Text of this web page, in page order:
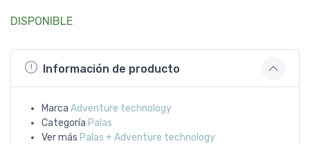
DISPONIBLE
Información de producto
Marca Adventure technology
Categoría Palas
Ver más Palas + Adventure technology